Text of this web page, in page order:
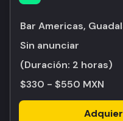
Bar Americas,
Sin anunciar
(Duración: 2 horas)
$330 - $550 MXN